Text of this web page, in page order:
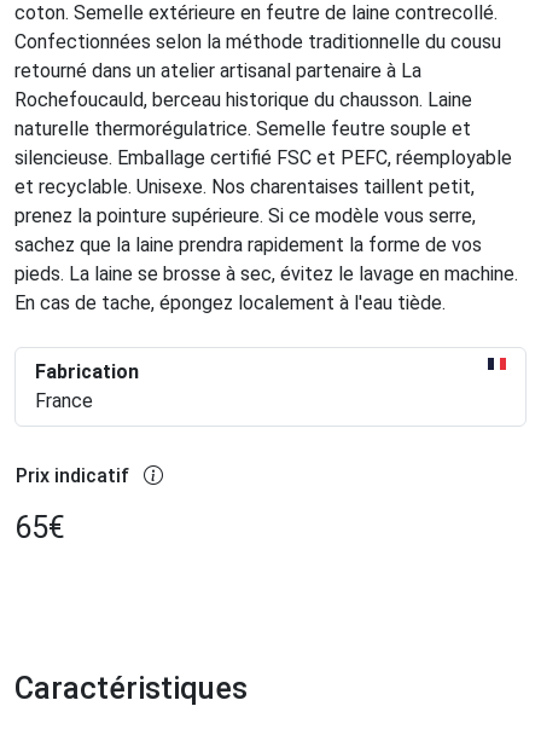
coton. Semelle extérieure en feutre de laine contrecollé.
Confectionnées selon la méthode traditionnelle du cousu
retourné dans un atelier artisanal partenaire à La
Rochefoucauld, berceau historique du chausson. Laine
naturelle thermorégulatrice. Semelle feutre souple et
silencieuse. Emballage certifié FSC et PEFC, réemployable
et recyclable. Unisexe. Nos charentaises taillent petit,
prenez la pointure supérieure. Si ce modèle vous serre,
sachez que la laine prendra rapidement la forme de vos
pieds. La laine se brosse à sec, évitez le lavage en machine.
En cas de tache, épongez localement à l'eau tiède.
Fabrication
France
Prix indicatif
65€
Caractéristiques